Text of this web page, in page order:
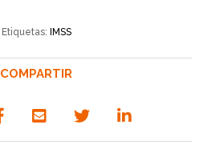
Etiquetas: IMSS
COMPARTIR